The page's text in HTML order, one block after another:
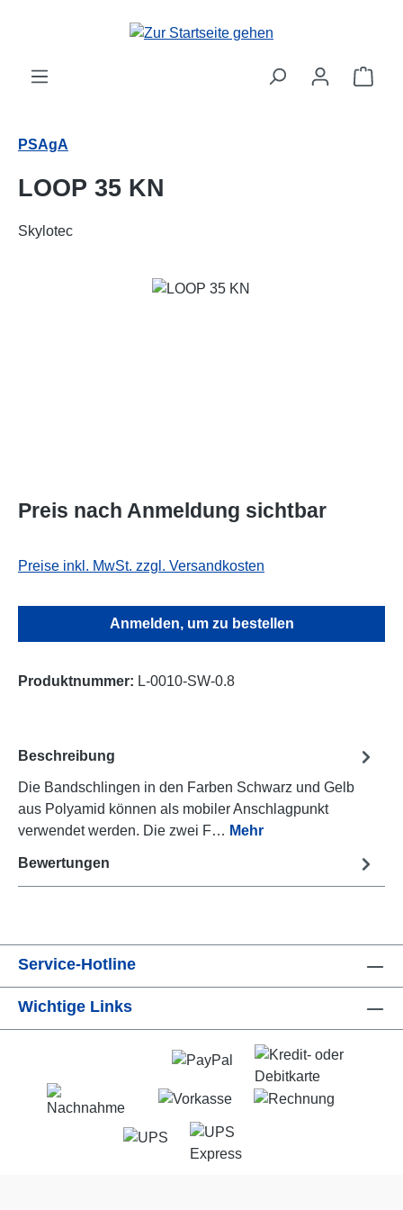
Zum Hauptinhalt springen
PSAgA
LOOP 35 KN
Skylotec
Bildergalerie überspringen
Preis nach Anmeldung sichtbar
Preise inkl. MwSt. zzgl. Versandkosten
Anmelden, um zu bestellen
Produktnummer: L-0010-SW-0.8
Beschreibung
Die Bandschlingen in den Farben Schwarz und Gelb
aus Polyamid können als mobiler Anschlagpunkt
verwendet werden. Die zwei F… Mehr
Bewertungen
Service-Hotline
Wichtige Links